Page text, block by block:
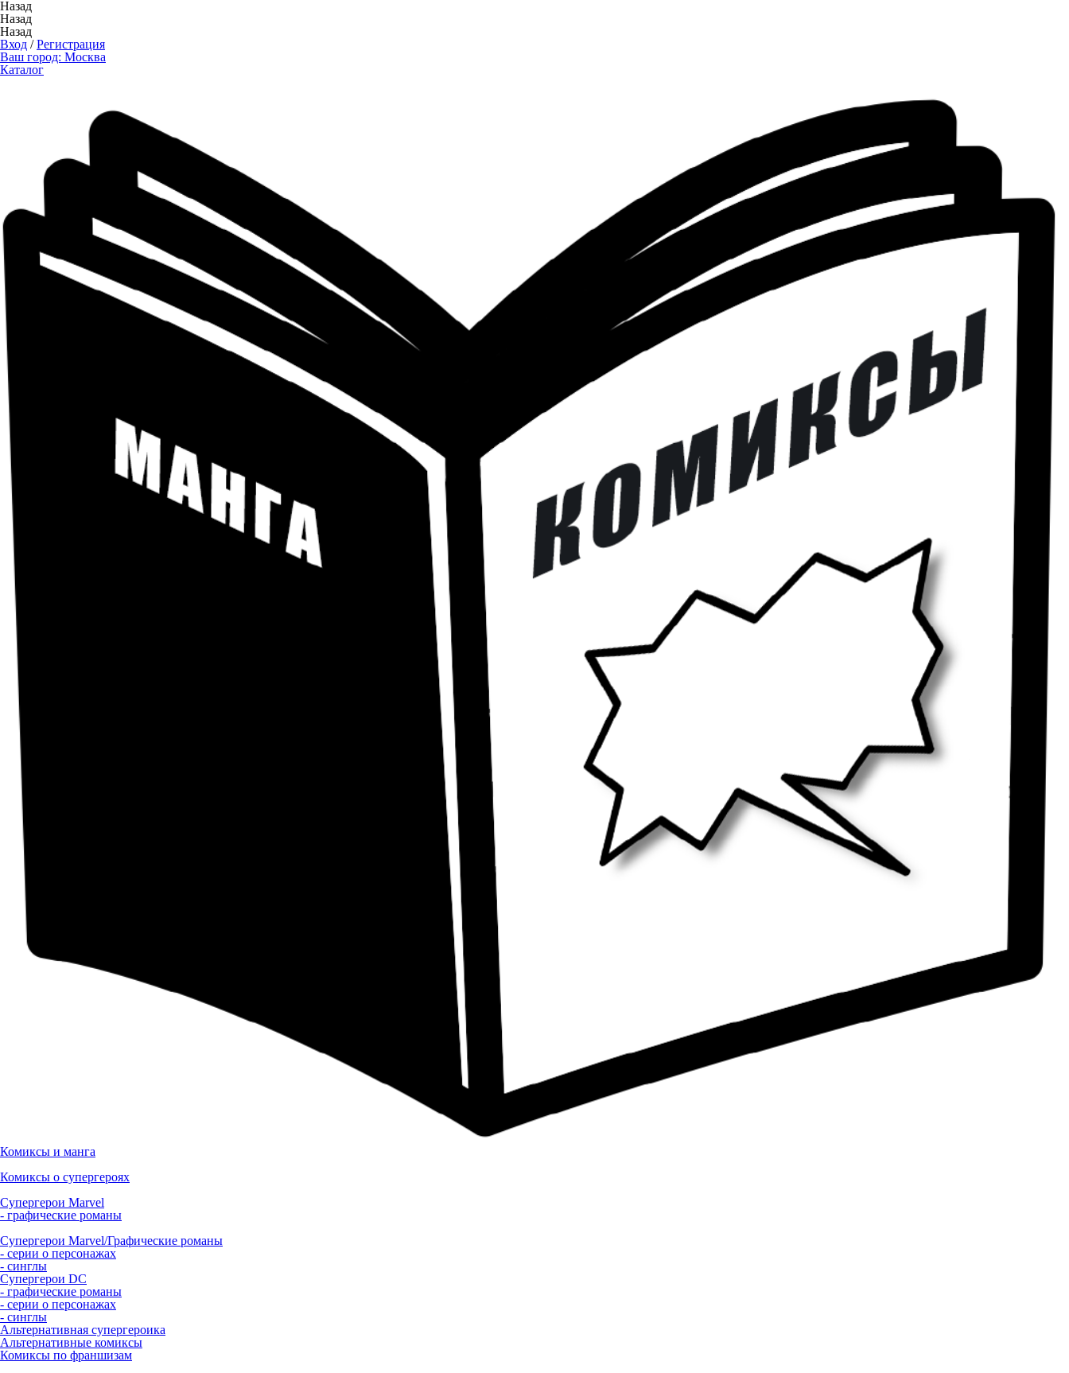
Назад
Назад
Назад
Вход /Регистрация
Ваш город: Москва
Каталог
Комиксы и манга
Комиксы о супергероях
Супергерои Marvel
- графические романы
Супергерои Marvel/Графические романы
- серии о персонажах
- синглы
Супергерои DC
- графические романы
- серии о персонажах
- синглы
Альтернативная супергероика
Альтернативные комиксы
Комиксы по франшизам